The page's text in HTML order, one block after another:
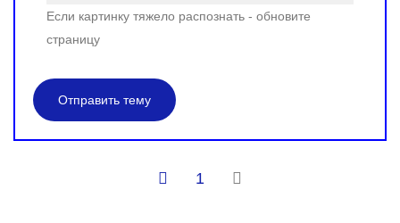
Если картинку тяжело распознать - обновите
страницу
Отправить тему
1